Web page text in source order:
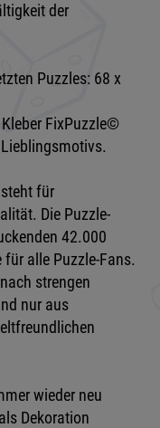
der
Puzzles: 68 x
FixPuzzle©
für
Die Puzzle-
42.000
alle Puzzle-Fans.
strengen
nur aus
wieder neu
Dekoration